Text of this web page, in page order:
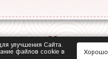
Обратная связь
улучшения Сайта.
файлов cookie в Хорошо